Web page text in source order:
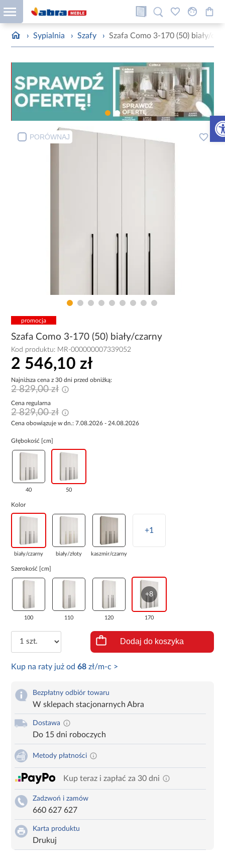
› Sypialnia › Szafy › Szafa Como 3-170 (50) biały/
PORÓWNAJ
promocja
Szafa Como 3-170 (50) biały/czarny
Kod produktu: MR-000000007339052
2 546,10 zł
Najniższa cena z 30 dni przed obniżką:
2 829,00 zł
Cena regularna
2 829,00 zł
Cena obowiązuje w dn.: 7.08.2026 - 24.08.2026
Głębokość [cm]
40 50
Kolor
biały/czarny biały/złoty kaszmir/czarny
+1
Szerokość [cm]
100 110 120
+8
170
Dodaj do koszyka
Kup na raty już od68 zł/m-c >
Bezpłatny odbiór towaru
W sklepach stacjonarnych Abra
Dostawa
Do 15 dni roboczych
Metody płatności
Kup teraz i zapłać za 30 dni
Zadzwoń i zamów
660 627 627
Karta produktu
Drukuj